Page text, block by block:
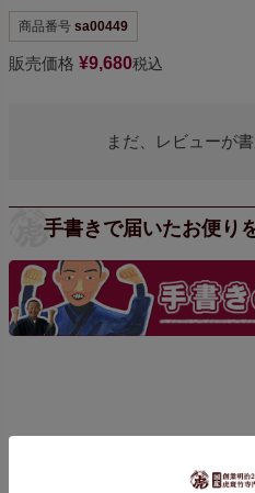
商品番号 sa00449
販売価格 ¥9,680税込
まだ、レビューが
手書きで届いたお便り